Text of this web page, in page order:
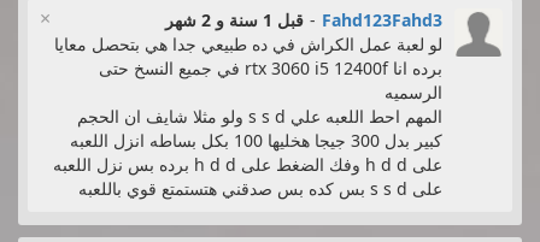
× Fahd123Fahd3
- قبل 1 سنة و 2 شهر
لو لعبة عمل الكراش في ده طبيعي جدا هي بتحصل معايا
برده انا rtx 3060 i5 12400f في جميع النسخ حتى
الرسميه
المهم احط اللعبه علي s s d ولو مثلا شايف ان الحجم
كبير بدل 300 جيجا هخليها 100 بكل بساطه انزل اللعبه
على h d d وفك الضغط على h d d برده بس نزل اللعبه
على s s d بس كده بس صدقني هتستمتع قوي باللعبه